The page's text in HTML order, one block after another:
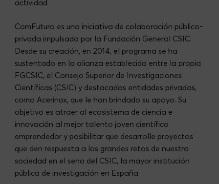
actividad.
ComFuturo es una iniciativa de colaboración público-
privada impulsada por la Fundación General CSIC.
Desde su creación, en 2014, el programa se ha
sustentado en la alianza establecida entre la propia
FGCSIC, el Consejo Superior de Investigaciones
Científicas (CSIC) y destacadas entidades privadas,
como Acerinox, que le han brindado su apoyo. Su
objetivo es atraer al ecosistema de ciencia e
innovación al mejor talento joven científico
emprendedor y posibilitar que desarrolle proyectos
que den respuesta a los grandes retos de nuestra
sociedad en el seno del CSIC, la mayor institución
pública de investigación en España.